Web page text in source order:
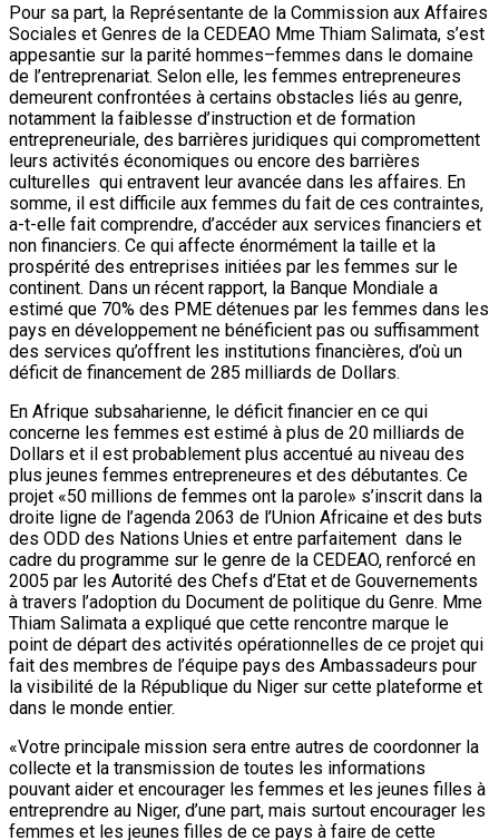
Pour sa part, la Représentante de la Commission aux Affaires
Sociales et Genres de la CEDEAO Mme Thiam Salimata, s’est
appesantie sur la parité hommes–femmes dans le domaine
de l’entreprenariat. Selon elle, les femmes entrepreneures
demeurent confrontées à certains obstacles liés au genre,
notamment la faiblesse d’instruction et de formation
entrepreneuriale, des barrières juridiques qui compromettent
leurs activités économiques ou encore des barrières
culturelles qui entravent leur avancée dans les affaires. En
somme, il est difficile aux femmes du fait de ces contraintes,
a-t-elle fait comprendre, d’accéder aux services financiers et
non financiers. Ce qui affecte énormément la taille et la
prospérité des entreprises initiées par les femmes sur le
continent. Dans un récent rapport, la Banque Mondiale a
estimé que 70% des PME détenues par les femmes dans les
pays en développement ne bénéficient pas ou suffisamment
des services qu’offrent les institutions financières, d’où un
déficit de financement de 285 milliards de Dollars.
En Afrique subsaharienne, le déficit financier en ce qui
concerne les femmes est estimé à plus de 20 milliards de
Dollars et il est probablement plus accentué au niveau des
plus jeunes femmes entrepreneures et des débutantes. Ce
projet «50 millions de femmes ont la parole» s’inscrit dans la
droite ligne de l’agenda 2063 de l’Union Africaine et des buts
des ODD des Nations Unies et entre parfaitement dans le
cadre du programme sur le genre de la CEDEAO, renforcé en
2005 par les Autorité des Chefs d’Etat et de Gouvernements
à travers l’adoption du Document de politique du Genre. Mme
Thiam Salimata a expliqué que cette rencontre marque le
point de départ des activités opérationnelles de ce projet qui
fait des membres de l’équipe pays des Ambassadeurs pour
la visibilité de la République du Niger sur cette plateforme et
dans le monde entier.
«Votre principale mission sera entre autres de coordonner la
collecte et la transmission de toutes les informations
pouvant aider et encourager les femmes et les jeunes filles à
entreprendre au Niger, d’une part, mais surtout encourager les
femmes et les jeunes filles de ce pays à faire de cette